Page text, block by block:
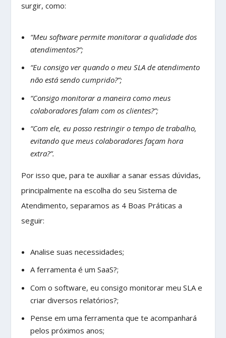
surgir, como:
“Meu software permite monitorar a qualidade dos
atendimentos?”;
“Eu consigo ver quando o meu SLA de atendimento
não está sendo cumprido?”;
“Consigo monitorar a maneira como meus
colaboradores falam com os clientes?”;
“Com ele, eu posso restringir o tempo de trabalho,
evitando que meus colaboradores façam hora
extra?”.
Por isso que, para te auxiliar a sanar essas dúvidas,
principalmente na escolha do seu Sistema de
Atendimento, separamos as 4 Boas Práticas a
seguir:
Analise suas necessidades;
A ferramenta é um SaaS?;
Com o software, eu consigo monitorar meu SLA e
criar diversos relatórios?;
Pense em uma ferramenta que te acompanhará
pelos próximos anos;